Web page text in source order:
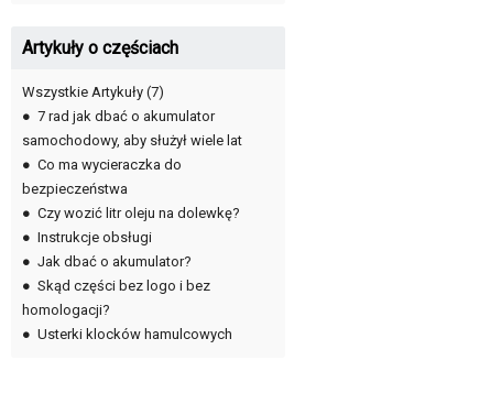
Artykuły o częściach
Wszystkie Artykuły (7)
● 7 rad jak dbać o akumulator
samochodowy, aby służył wiele lat
● Co ma wycieraczka do
bezpieczeństwa
● Czy wozić litr oleju na dolewkę?
● Instrukcje obsługi
● Jak dbać o akumulator?
● Skąd części bez logo i bez
homologacji?
● Usterki klocków hamulcowych